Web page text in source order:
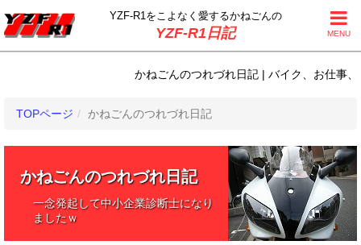
MENU
YZF-R1をこよなく 愛するかねごんの
YZF-R1日記
かねごんのつれづれ日記 | バイク、お仕事
TOPページ かねごんのつれづれ日記
かねごんのつれづれ日記
一念発起して中小企業診断士になり
ましたｗ